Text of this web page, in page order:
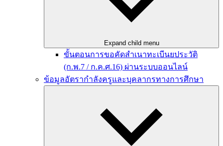
Expand child menu
ขั้นตอนการขอคัดสำเนาทะเบีนยประวัติ
(ก.พ.7 / ก.ค.ศ.16) ผ่านระบบออนไลน์
ข้อมูลอัตรากำลังครูและบุคลากรทางการศึกษา